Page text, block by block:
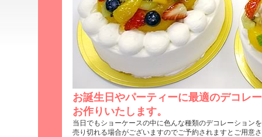
お誕生日やパーティーに最適のデコレ
お作りいたします。
当日でもショーケースの中に色んな種類のデコレーション
売り切れる場合がございますのでご予約されますとご用意